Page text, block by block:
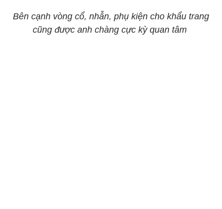
Bên cạnh vòng cổ, nhẫn, phụ kiện cho khẩu trang
cũng được anh chàng cực kỳ quan tâm